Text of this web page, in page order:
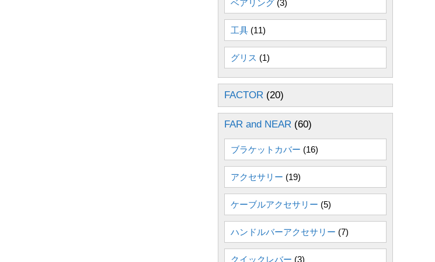
ベアリング (3)
工具 (11)
グリス (1)
FACTOR (20)
FAR and NEAR (60)
ブラケットカバー (16)
アクセサリー (19)
ケーブルアクセサリー (5)
ハンドルバーアクセサリー (7)
クイックレバー (3)